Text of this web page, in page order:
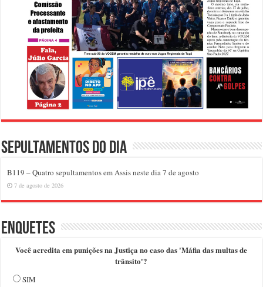
Sepultamentos do dia
B119 – Quatro sepultamentos em Assis neste dia 7 de agosto
7 de agosto de 2026
Enquetes
Você acredita em punições na Justiça no caso das 'Máfia das multas de
trânsito'?
SIM